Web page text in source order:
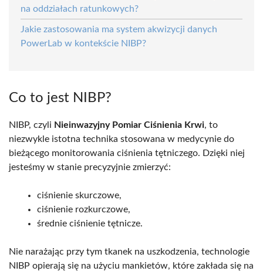
na oddziałach ratunkowych?
Jakie zastosowania ma system akwizycji danych
PowerLab w kontekście NIBP?
Co to jest NIBP?
NIBP, czyli Nieinwazyjny Pomiar Ciśnienia Krwi, to
niezwykle istotna technika stosowana w medycynie do
bieżącego monitorowania ciśnienia tętniczego. Dzięki niej
jesteśmy w stanie precyzyjnie zmierzyć:
ciśnienie skurczowe,
ciśnienie rozkurczowe,
średnie ciśnienie tętnicze.
Nie narażając przy tym tkanek na uszkodzenia, technologie
NIBP opierają się na użyciu mankietów, które zakłada się na